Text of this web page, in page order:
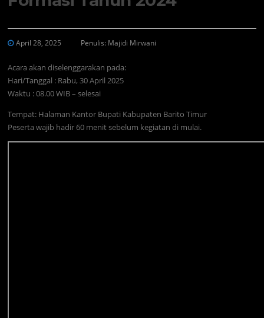
April 28, 2025 Penulis: Majidi Mirwani
Acara akan diselenggarakan pada:
Hari/Tanggal : Rabu, 30 April 2025
Waktu : 08.00 WIB – selesai
Tempat: Halaman Kantor Bupati Kabupaten Barito Timur
Peserta wajib hadir 60 menit sebelum kegiatan di mulai.